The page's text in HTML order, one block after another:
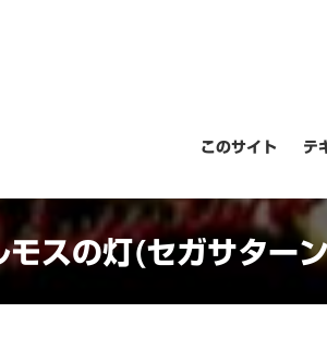
このサイト テ
モスの灯(セガサター